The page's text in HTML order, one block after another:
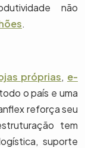
não
.
próprias, e-
o país e uma
reforça seu
tem
suporte